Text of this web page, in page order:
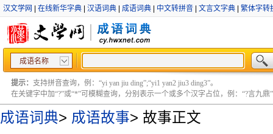
汉文学网 在线新华字典 汉语词典 成语词典 中文转拼音 文言文字典 繁体字转
成语名称
提示： 支持拼音查询，例：“yi yan jiu ding”;“yi1 yan2 jiu3 ding3”。
在关键字中加“?”或“*”可模糊查询，分别表示一个或多个汉字占位，例：“?言九鼎”
成语词典> 成语故事> 故事正文